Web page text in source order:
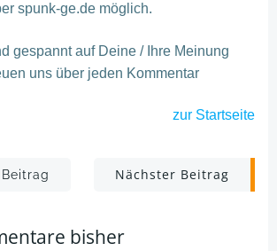
spunk-ge.de möglich.
gespannt auf Deine / Ihre Meinung
uns über jeden Kommentar
zur Startseite
Post
navigation
Nächster Beitrag
bisher